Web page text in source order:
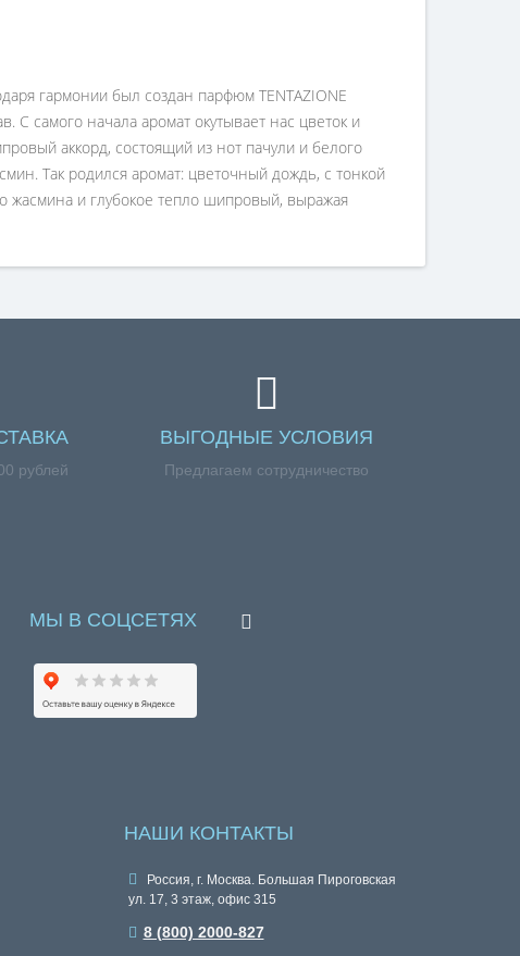
гармонии был создан парфюм TENTAZIONE
самого начала аромат окутывает нас цветок и
аккорд, состоящий из нот пачули и белого
Так родился аромат: цветочный дождь, с тонкой
и глубокое тепло шипровый, выражая
рублей
ВЫГОДНЫЕ УСЛОВИЯ
Предлагаем сотрудничество
МЫ В СОЦСЕТЯХ
НАШИ КОНТАКТЫ
Россия, г. Москва. Большая Пироговская
ул. 17, 3 этаж, офис 315
8 (800) 2000-827